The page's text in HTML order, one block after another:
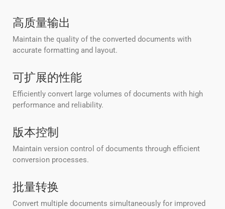
高质量输出
Maintain the quality of the converted documents with
accurate formatting and layout.
可扩展的性能
Efficiently convert large volumes of documents with high
performance and reliability.
版本控制
Maintain version control of documents through efficient
conversion processes.
批量转换
Convert multiple documents simultaneously for improved